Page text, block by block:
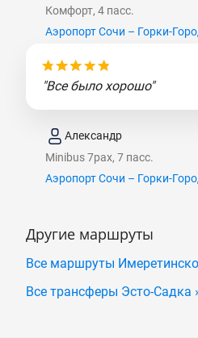
Комфорт, 4 пасс.
Аэропорт Сочи – Горки-
"Все было хорошо"
Александр
Minibus 7pax, 7 пасс.
Аэропорт Сочи – Горки-
Другие маршруты
Все маршруты
Все трансферы Эсто-Садка